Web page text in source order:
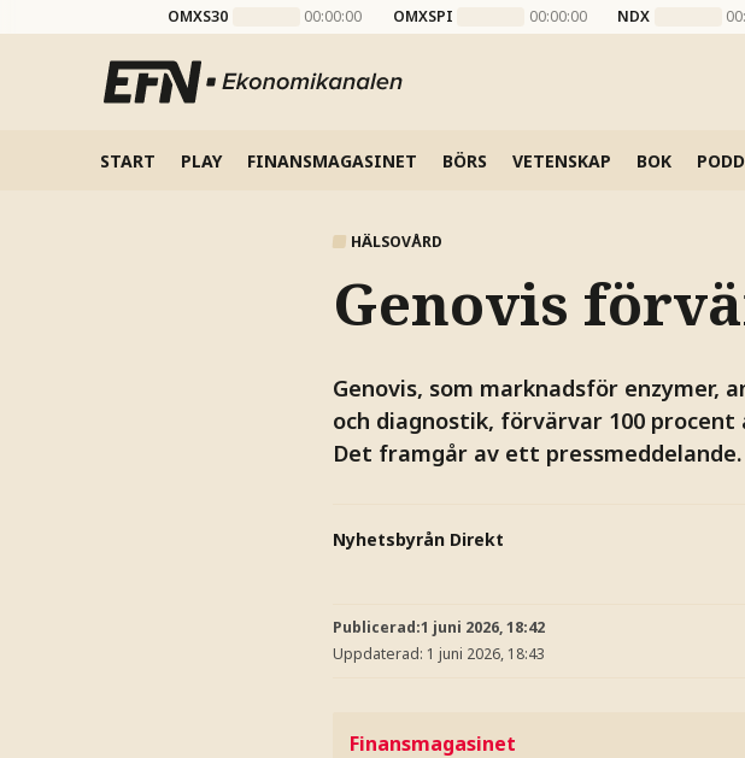
OMXS30 00:00:00 OMXSPI 00:00:00 NDX
START PLAY FINANSMAGASINET BÖRS VETENSKAP BOK PODD
HÄLSOVÅRD
Genovis
Genovis, som marknadsför enzymer,
och diagnostik, förvärvar 100
Det framgår av ett pressmeddelande.
Nyhetsbyrån Direkt
Publicerad:1 juni 2026, 18:42
Uppdaterad: 1 juni 2026, 18:43
Finansmagasinet